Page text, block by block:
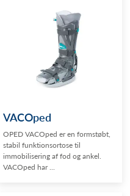
VACOped
OPED VACOped er en formstøbt,
stabil funktionsortose til
immobilisering af fod og ankel.
VACOped har ...